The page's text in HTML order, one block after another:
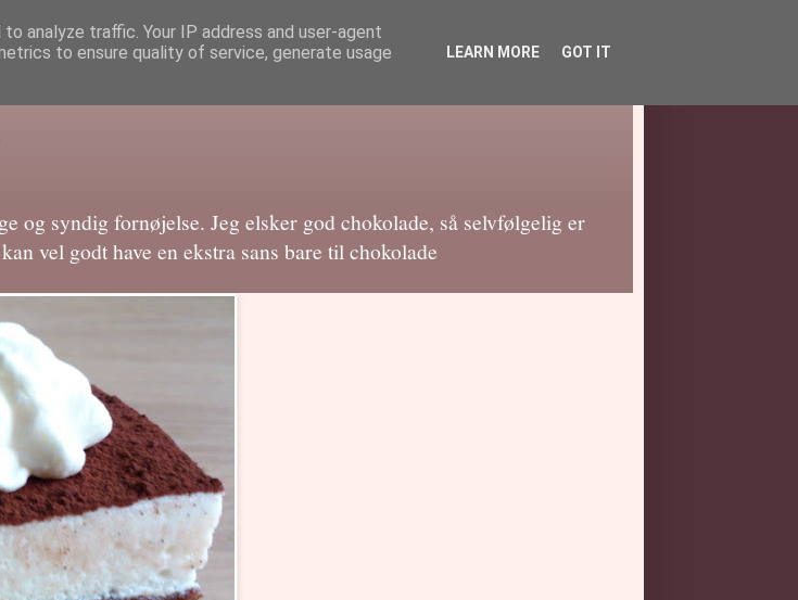
og syndig fornøjelse. Jeg elsker god chokolade, så selvfølgelig er
vel godt have en ekstra sans bare til chokolade
analyze traffic. Your IP address and user-agent
to ensure quality of service, generate usage
LEARN MORE GOT IT